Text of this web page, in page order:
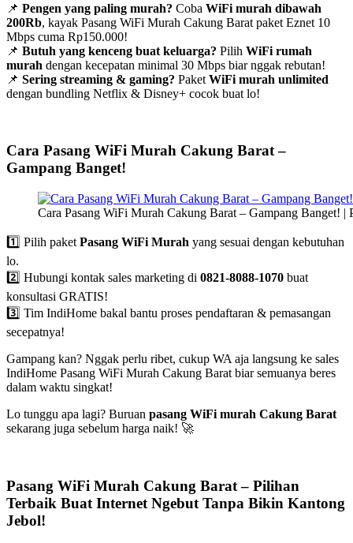
📌 Pengen yang paling murah? Coba WiFi murah dibawah
200Rb, kayak Pasang WiFi Murah Cakung Barat paket Eznet 10
Mbps cuma Rp150.000!
📌 Butuh yang kenceng buat keluarga? Pilih WiFi rumah
murah dengan kecepatan minimal 30 Mbps biar nggak rebutan!
📌 Sering streaming & gaming? Paket WiFi murah unlimited
dengan bundling Netflix & Disney+ cocok buat lo!
Cara Pasang WiFi Murah Cakung Barat –
Gampang Banget!
Cara Pasang WiFi Murah Cakung Barat – Gampang Banget! |
1️⃣ Pilih paket Pasang WiFi Murah yang sesuai dengan kebutuhan
lo.
2️⃣ Hubungi kontak sales marketing di 0821-8088-1070 buat
konsultasi GRATIS!
3️⃣ Tim IndiHome bakal bantu proses pendaftaran & pemasangan
secepatnya!
Gampang kan? Nggak perlu ribet, cukup WA aja langsung ke sales
IndiHome Pasang WiFi Murah Cakung Barat biar semuanya beres
dalam waktu singkat!
Lo tunggu apa lagi? Buruan pasang WiFi murah Cakung Barat
sekarang juga sebelum harga naik! 🚀
Pasang WiFi Murah Cakung Barat – Pilihan
Terbaik Buat Internet Ngebut Tanpa Bikin Kantong
Jebol!